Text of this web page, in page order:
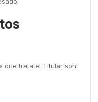
que trata el Titular son: